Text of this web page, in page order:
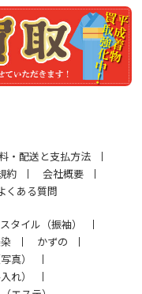
・配送と支払方法
約
会社概要
くある質問
タイル（振袖）
かずの
真）
れ）